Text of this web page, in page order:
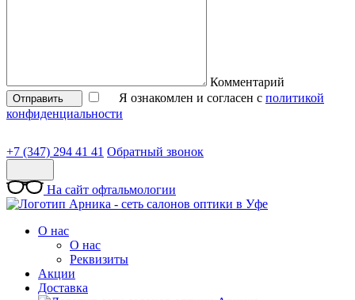
Комментарий
Отправить Я ознакомлен и согласен с политикой
конфиденциальности
+7 (347) 294 41 41 Обратный звонок
На сайт офтальмологии
О нас
О нас
Реквизиты
Акции
Доставка